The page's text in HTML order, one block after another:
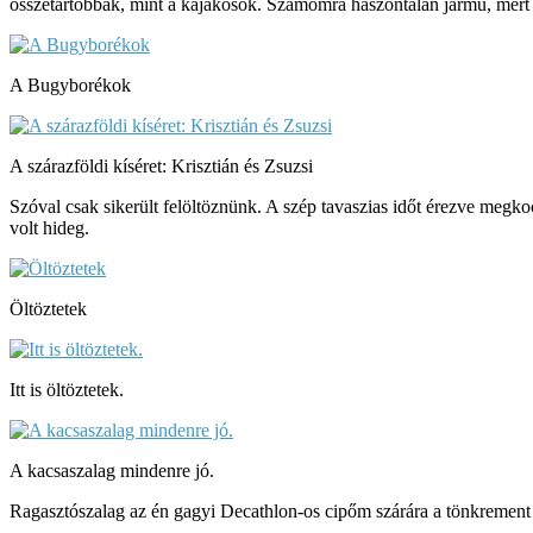
A Bugyborékok
A szárazföldi kíséret: Krisztián és Zsuzsi
Szóval csak sikerült felöltöznünk. A szép tavaszias időt érezve
volt hideg.
Öltöztetek
Itt is öltöztetek.
A kacsaszalag mindenre jó.
Ragasztószalag az én gagyi Decathlon-os cipőm szárára a